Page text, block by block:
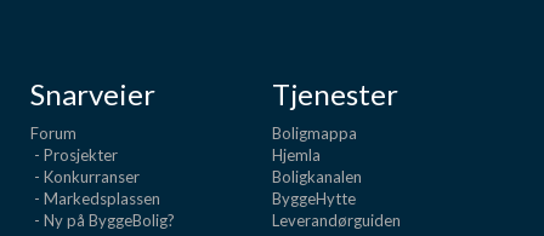
Snarveier
Forum
- Prosjekter
- Konkurranser
- Markedsplassen
- Ny på ByggeBolig?
Tjenester
Boligmappa
Hjemla
Boligkanalen
ByggeHytte
Leverandørguiden